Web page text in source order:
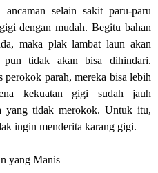
selain sakit paru-paru
dengan mudah. Begitu bahan
maka plak lambat laun akan
tidak akan bisa dihindari.
perokok parah, mereka bisa lebih
kekuatan gigi sudah jauh
yang tidak merokok. Untuk itu,
ingin menderita karang gigi.
yang Manis